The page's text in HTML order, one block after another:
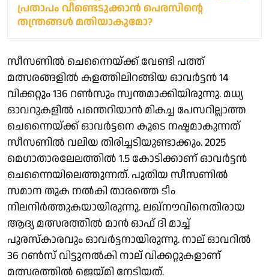
പ്രതാപം വീണ്ടെടുക്കാൻ പെരസിന്റെ
തന്ത്രങ്ങൾ മതിയാകുമോ?
സീസണില്‍ ചെന്നൈയ്ക്ക് വേണ്ടി പത്ത്
മത്സരങ്ങളില്‍ കളത്തിലിറങ്ങിയ ഓവര്‍ട്ടന്‍ 14
വിക്കറ്റും 136 റണ്‍സും സ്വന്തമാക്കിയിരുന്നു. മധ്യ
ഓവറുകളില്‍ പന്തെറിയാന്‍ മികച്ച പേസറില്ലാത്ത
ചെന്നൈയ്ക്ക് ഓവര്‍ട്ടനെ കൂടെ നഷ്ടമാകുന്നത്
സീസണില്‍ വലിയ തിരിച്ചടിയുണ്ടാക്കും. 2025
മെഗാതാരലേലത്തില്‍ 1.5 കോടിക്കാണ് ഓവര്‍ട്ടന്‍
ചെന്നൈയിലെത്തുന്നത്. പുതിയ സീസണില്‍
സമാന തുക നല്‍കി താരത്തെ ടീം
നിലനിര്‍ത്തുകയായിരുന്നു. ലഖ്‌നൗവിനെതിരായ
ആദ്യ മത്സരത്തില്‍ മാന്‍ ഓഫ് ദി മാച്ച്
പുരസ്‌കാരവും ഓവര്‍ട്ടനായിരുന്നു. നാല് ഓവറില്‍
36 റണ്‍സ് വിട്ടുനല്‍കി നാല് വിക്കറ്റുകളാണ്
മത്സരത്തില്‍ ജെയ്മി നേടിയത്.